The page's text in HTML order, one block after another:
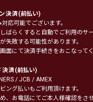
決済(前払い)
応可能でございます。
ばらくすると自動でご利用のサ
失敗する可能性があります。
面にて決済手続きをおこなってく
決済(前払い)
/ JCB / AMEX
ング払いもご利用頂けます。
、お電話にてご本人様確認をさ